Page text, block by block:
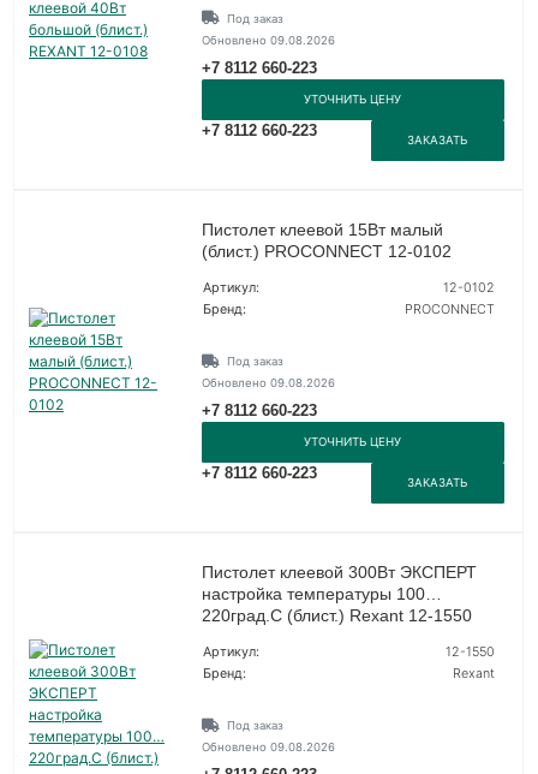
Под заказ
Обновлено 09.08.2026
+7 8112 660-223
УТОЧНИТЬ ЦЕНУ
+7 8112 660-223
ЗАКАЗАТЬ
Пистолет клеевой 15Вт малый
(блист.) PROCONNECT 12-0102
Артикул:
12-0102
Бренд:
PROCONNECT
Под заказ
Обновлено 09.08.2026
+7 8112 660-223
УТОЧНИТЬ ЦЕНУ
+7 8112 660-223
ЗАКАЗАТЬ
Пистолет клеевой 300Вт ЭКСПЕРТ
настройка температуры 100…
220град.C (блист.) Rexant 12-1550
Артикул:
12-1550
Бренд:
Rexant
Под заказ
Обновлено 09.08.2026